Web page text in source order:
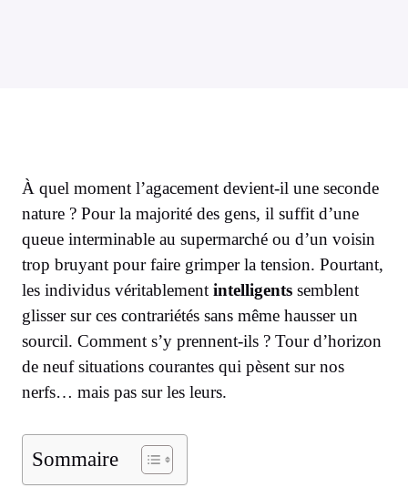
À quel moment l’agacement devient-il une seconde
nature ? Pour la majorité des gens, il suffit d’une
queue interminable au supermarché ou d’un voisin
trop bruyant pour faire grimper la tension. Pourtant,
les individus véritablement intelligents semblent
glisser sur ces contrariétés sans même hausser un
sourcil. Comment s’y prennent-ils ? Tour d’horizon
de neuf situations courantes qui pèsent sur nos
nerfs… mais pas sur les leurs.
Sommaire